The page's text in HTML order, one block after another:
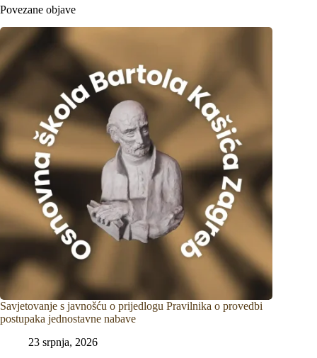
Povezane objave
Savjetovanje s javnošću o prijedlogu Pravilnika o provedbi
postupaka jednostavne nabave
23 srpnja, 2026